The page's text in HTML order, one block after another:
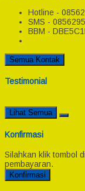
Hotline -
SMS -
BBM -
Semua Kontak
Testimonial
Lihat Semua
Konfirmasi
Silahkan klik tombol
pembayaran.
Konfirmasi